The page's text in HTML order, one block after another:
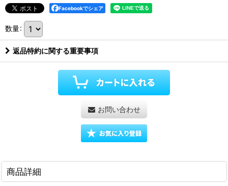
Facebookでシェア
数量:
返品特約に関する重要事項
お問い合わせ
商品詳細